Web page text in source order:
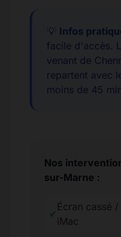
💡 Infos
facile d'accès.
venant de
repartent avec
moins de 45
Nos
sur-Marne :
✔
Écran cassé
iMac